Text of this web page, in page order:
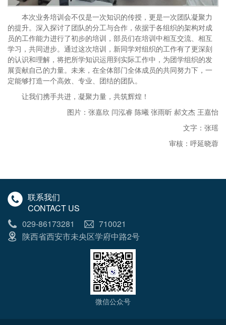
本次业务培训会不仅是一次知识的传授，更是一次团队凝聚力
的提升。深入探讨了团队的分工与合作，依据于各组织的架构对成
员的工作能力进行了初步的培训，部员们在培训中相互交流、相互
学习，共同进步。通过这次培训，新同学对组织的工作有了更深刻
的认识和理解，将把所学知识运用到实际工作中，为团学组织的发
展贡献自己的力量。未来，在全体部门全体成员的共同努力下，一
定能够打造一个高效、专业、团结的团队。
让我们携手共进，凝聚力量，共筑辉煌！
图片：张嘉欣 闫泓睿 陈曦 张雨昕 郝文杰 王嘉怡
文字：张瑶
审核：呼延晓蓉
联系我们
CONTACT US
029-86173281
710021
陕西省西安市未央区学府中路2号
微信公众号